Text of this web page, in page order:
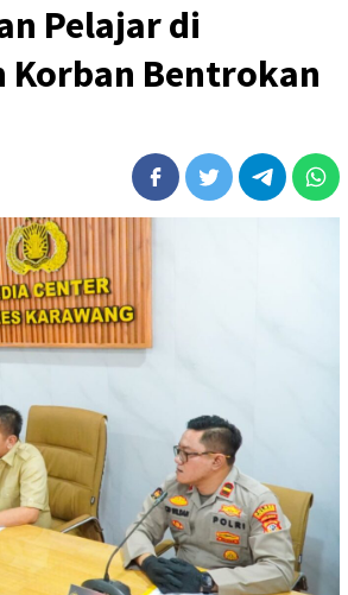
Pelajar di
Korban Bentrokan